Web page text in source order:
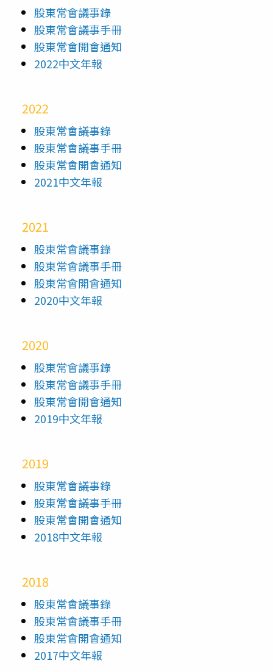
股東常會議事錄
股東常會議事手冊
股東常會開會通知
2022中文年報
2022
股東常會議事錄
股東常會議事手冊
股東常會開會通知
2021中文年報
2021
股東常會議事錄
股東常會議事手冊
股東常會開會通知
2020中文年報
2020
股東常會議事錄
股東常會議事手冊
股東常會開會通知
2019中文年報
2019
股東常會議事錄
股東常會議事手冊
股東常會開會通知
2018中文年報
2018
股東常會議事錄
股東常會議事手冊
股東常會開會通知
2017中文年報